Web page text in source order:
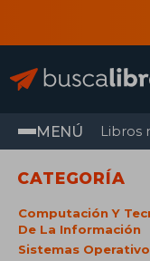
MENÚ Libros
CATEGORÍA
Computación Y
De La Información
Sistemas